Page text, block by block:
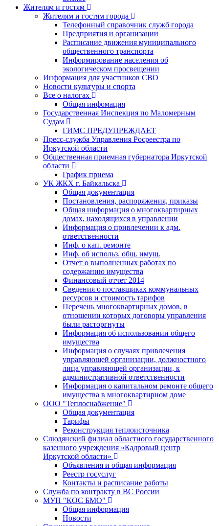
Жителям и гостям
Жителям и гостям города
Телефонный справочник служб города
Предприятия и организации
Расписание движения муниципального
общественного транспорта
Информирование населения об
экологическом просвещении
Информация для участников СВО
Новости культуры и спорта
Все о налогах
Общая инфомация
Государственная Инспекция по Маломерным
Судам
ГИМС ПРЕДУПРЕЖДАЕТ
Пресс-служба Управления Росреестра по
Иркутской области
Общественная приемная губернатора Иркутской
области
График приема
УК ЖКХ г. Байкальска
Общая документация
Постановления, распоряжения, приказы
Общая информация о многоквартирных
домах, находящихся в управлении
Информация о привлечении к адм.
ответственности
Инф. о кап. ремонте
Инф. об использ. общ. имущ.
Отчет о выполненных работах по
содержанию имущества
Финансовый отчет 2014
Сведения о поставщиках коммунальных
ресурсов и стоимость тарифов
Перечень многоквартирных домов, в
отношении которых договоры управления
были расторгнуты
Информация об использовании общего
имущества
Информация о случаях привлечения
управляющей организации, должностного
лица управляющей организации, к
административной ответственности
Информация о капитальном ремонте общего
имущества в многоквартирном доме
ООО "Теплоснабжение"
Общая документация
Тарифы
Реконструкция теплоисточника
Слюдянский филиал областного государственного
казенного учреждения «Кадровый центр
Иркутской области»
Объявления и общая информация
Реестр госуслуг
Контакты и расписание работы
Служба по контракту в ВС России
МУП "КОС БМО"
Общая информация
Новости